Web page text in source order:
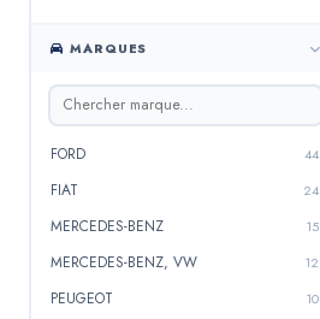
MARQUES
FORD 44
FIAT 24
MERCEDES-BENZ 15
MERCEDES-BENZ, VW 12
PEUGEOT 10